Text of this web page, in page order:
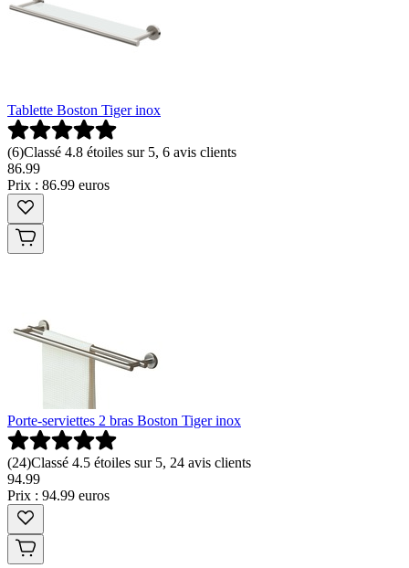
Tablette Boston Tiger inox
(6)Classé 4.8 étoiles sur 5, 6 avis clients
86.99
Prix : 86.99 euros
Porte-serviettes 2 bras Boston Tiger inox
(24)Classé 4.5 étoiles sur 5, 24 avis clients
94.99
Prix : 94.99 euros